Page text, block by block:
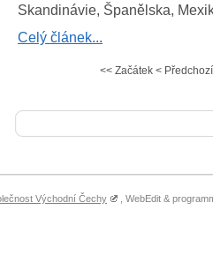
Skandinávie, Španělska,
Celý článek...
<< Začátek < Předchozí
Východní Čechy , WebEdit &